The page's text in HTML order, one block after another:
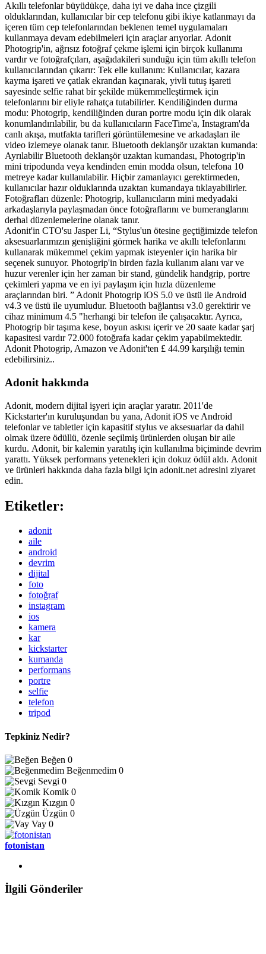
Akıllı telefonlar büyüdükçe, daha iyi ve daha ince çizgili
olduklarından, kullanıcılar bir cep telefonu gibi ikiye katlanmayı da
içeren tüm cep telefonlarından beklenen temel uygulamaları
kullanmaya devam edebilmeleri için araçlar arıyorlar. Adonit
Photogrip'in, ağrısız fotoğraf çekme işlemi için birçok kullanımı
vardır ve fotoğrafçıları, aşağıdakileri sunduğu için tüm akıllı telefon
kullanıcılarından çıkarır: Tek elle kullanım: Kullanıcılar, kazara
kayma işareti ve çatlak ekrandan kaçınarak, yivli tutuş işareti
sayesinde selfie rahat bir şekilde mükemmelleştirmek için
telefonlarını bir eliyle rahatça tutabilirler. Kendiliğinden durma
modu: Photogrip, kendiliğinden duran portre modu için dik olarak
konumlandırılabilir, bu da kullanıcıların FaceTime'a, Instagram'da
canlı akışa, mutfakta tarifleri görüntülemesine ve arkadaşları ile
video izlemeye olanak tanır. Bluetooth deklanşör uzaktan kumanda:
Ayrılabilir Bluetooth deklanşör uzaktan kumandası, Photogrip'in
mini tripodunda veya kendinden emin modda olsun, telefona 10
metreye kadar kullanılabilir. Hiçbir zamanlayıcı gerektirmeden,
kullanıcılar hazır olduklarında uzaktan kumandaya tıklayabilirler.
Fotoğrafları düzenle: Photogrip, kullanıcıların mini medyadaki
arkadaşlarıyla paylaşmadan önce fotoğraflarını ve bumeranglarını
derhal düzenlemelerine olanak tanır.
Adonit'in CTO'su Jasper Li, “Stylus'un ötesine geçtiğimizde telefon
aksesuarlarımızın genişliğini görmek harika ve akıllı telefonlarını
kullanarak mükemmel çekim yapmak isteyenler için harika bir
seçenek sunuyor. Photogrip'in birden fazla kullanım alanı var ve
huzur verenler için her zaman bir stand, gündelik handgrip, portre
çekimleri yapma ve en iyi paylaşım için hızla düzenleme
araçlarından biri. ” Adonit Photogrip iOS 5.0 ve üstü ile Android
v4.3 ve üstü ile uyumludur. Bluetooth bağlantısı v3.0 gerektirir ve
cihaz minimum 4.5 "herhangi bir telefon ile çalışacaktır. Ayrıca,
Photogrip bir taşıma kese, boyun askısı içerir ve 20 saate kadar şarj
kapasitesi vardır 72.000 fotoğrafa kadar çekim yapabilmektedir.
Adonit Photogrip, Amazon ve Adonit'ten £ 44.99 karşılığı temin
edebilirsiniz..
Adonit hakkında
Adonit, modern dijital işyeri için araçlar yaratır. 2011'de
Kickstarter'ın kuruluşundan bu yana, Adonit iOS ve Android
telefonlar ve tabletler için kapasitif stylus ve aksesuarlar da dahil
olmak üzere ödüllü, özenle seçilmiş ürünlerden oluşan bir aile
kurdu. Adonit, bir kalemin yaratılış için kullanılma biçiminde devrim
yarattı. Yüksek performans yetenekleri için dokuz ödül aldı. Adonit
ve ürünleri hakkında daha fazla bilgi için adonit.net adresini ziyaret
edin.
Etiketler:
adonit
aile
android
devrim
dijital
foto
fotoğraf
instagram
ios
kamera
kar
kickstarter
kumanda
performans
portre
selfie
telefon
tripod
Tepkiniz Nedir?
Beğen 0
Beğenmedim 0
Sevgi 0
Komik 0
Kızgın 0
Üzgün 0
Vay 0
fotonistan
İlgili Gönderiler